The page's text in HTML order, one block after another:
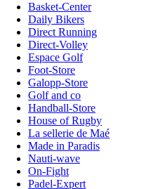
Basket-Center
Daily Bikers
Direct Running
Direct-Volley
Espace Golf
Foot-Store
Galopp-Store
Golf and co
Handball-Store
House of Rugby
La sellerie de Maé
Made in Paradis
Nauti-wave
On-Fight
Padel-Expert